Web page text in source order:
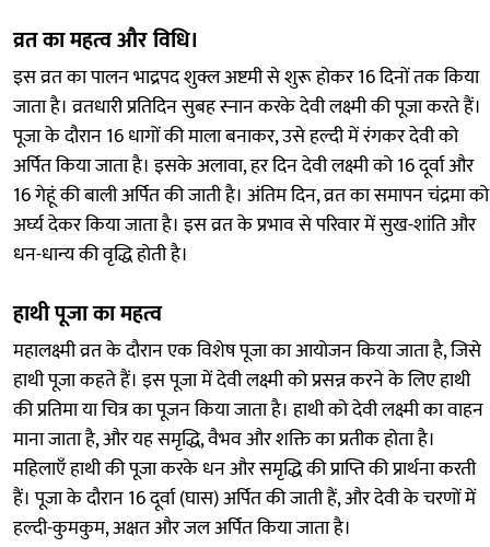
व्रत का महत्व और विधि।
इस व्रत का पालन भाद्रपद शुक्ल अष्टमी से शुरू होकर 16 दिनों तक किया
जाता है। व्रतधारी प्रतिदिन सुबह स्नान करके देवी लक्ष्मी की पूजा करते हैं।
पूजा के दौरान 16 धागों की माला बनाकर, उसे हल्दी में रंगकर देवी को
अर्पित किया जाता है। इसके अलावा, हर दिन देवी लक्ष्मी को 16 दूर्वा और
16 गेहूं की बाली अर्पित की जाती है। अंतिम दिन, व्रत का समापन चंद्रमा को
अर्घ्य देकर किया जाता है। इस व्रत के प्रभाव से परिवार में सुख-शांति और
धन-धान्य की वृद्धि होती है।
हाथी पूजा का महत्व
महालक्ष्मी व्रत के दौरान एक विशेष पूजा का आयोजन किया जाता है, जिसे
हाथी पूजा कहते हैं। इस पूजा में देवी लक्ष्मी को प्रसन्न करने के लिए हाथी
की प्रतिमा या चित्र का पूजन किया जाता है। हाथी को देवी लक्ष्मी का वाहन
माना जाता है, और यह समृद्धि, वैभव और शक्ति का प्रतीक होता है।
महिलाएँ हाथी की पूजा करके धन और समृद्धि की प्राप्ति की प्रार्थना करती
हैं। पूजा के दौरान 16 दूर्वा (घास) अर्पित की जाती हैं, और देवी के चरणों में
हल्दी-कुमकुम, अक्षत और जल अर्पित किया जाता है।